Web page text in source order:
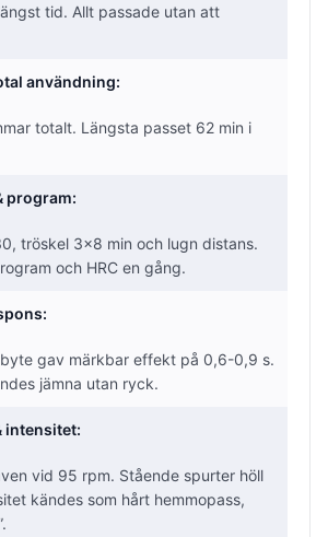
tid. Allt passade utan att
användning:
totalt. Längsta passet 62 min i
program:
tröskel 3×8 min och lugn distans.
och HRC en gång.
gav märkbar effekt på 0,6-0,9 s.
jämna utan ryck.
intensitet:
vid 95 rpm. Stående spurter höll
kändes som hårt hemmopass,